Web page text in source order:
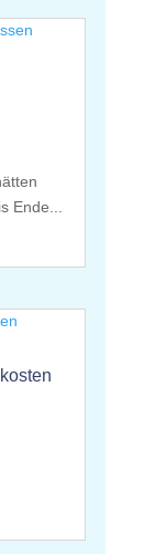
Ende...